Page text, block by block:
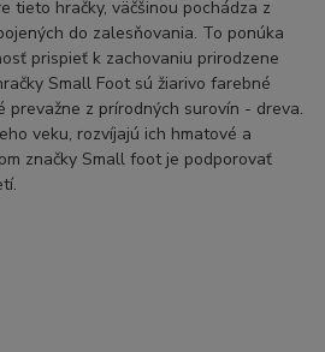
tieto hračky, väčšinou pochádza z
do zalesňovania. To ponúka
prispieť k zachovaniu prirodzene
Small Foot sú žiarivo farebné
prevažne z prírodných surovín - dreva.
veku, rozvíjajú ich hmatové a
značky Small foot je podporovať